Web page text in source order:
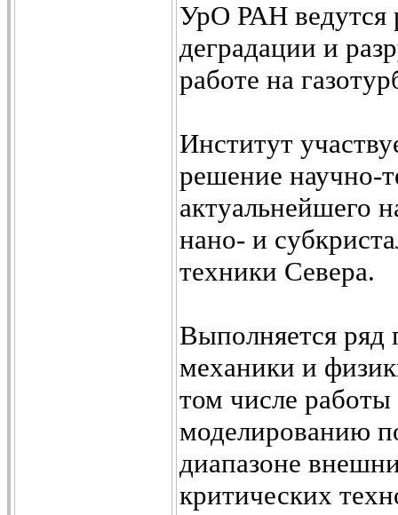
УрО РАН ведутся
деградации и
работе на
Институт
решение научно-
актуальнейшего
нано- и
техники Севера.
Выполняется ряд
механики и
том числе
моделированию
диапазоне
критических